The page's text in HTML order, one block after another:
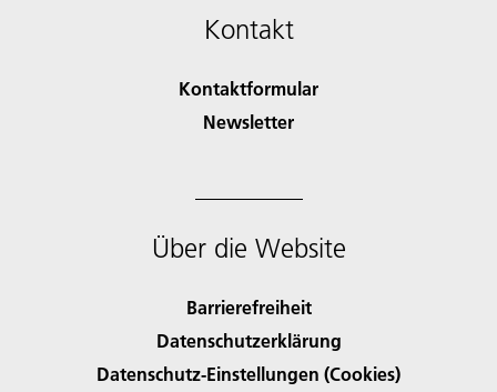
Kontakt
Kontaktformular
Newsletter
Über die Website
Barrierefreiheit
Datenschutzerklärung
Datenschutz-Einstellungen (Cookies)